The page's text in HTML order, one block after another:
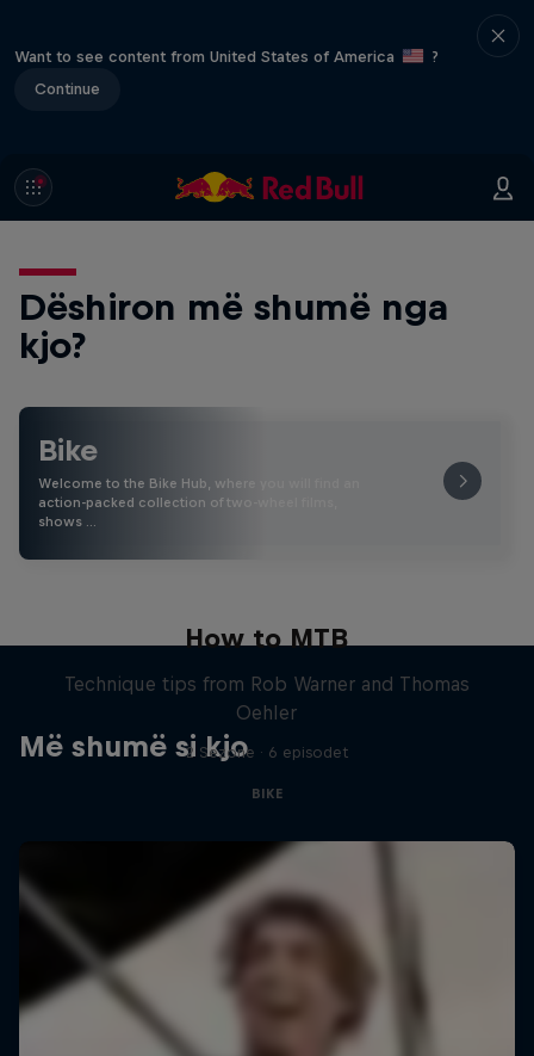
Want to see content from United States of America
?
Continue
Dëshiron më shumë nga
kjo?
Bike
Welcome to the Bike Hub, where you will find an
action-packed collection of two-wheel films,
shows …
Më shumë si kjo
How to MTB
Technique tips from Rob Warner and Thomas
Oehler
2 Sezone · 6 episodet
BIKE